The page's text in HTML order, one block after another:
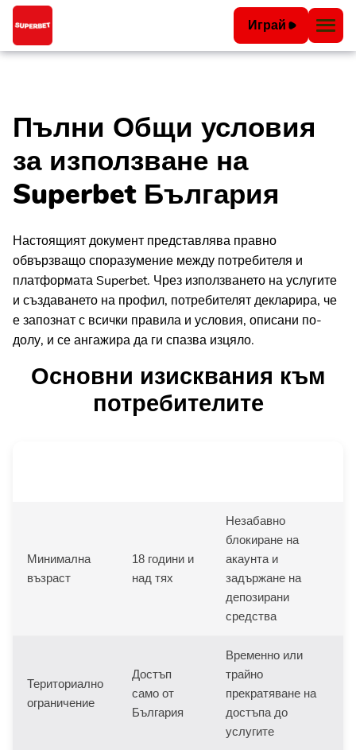
Играй
Пълни Общи условия
за използване на
Superbet България
Настоящият документ представлява правно
обвързващо споразумение между потребителя и
платформата Superbet. Чрез използването на услугите
и създаването на профил, потребителят декларира, че
е запознат с всички правила и условия, описани по-
долу, и се ангажира да ги спазва изцяло.
Основни изисквания към
потребителите
Минимална
възраст
18 години и
над тях
Незабавно
блокиране на
акаунта и
задържане на
депозирани
средства
Териториално
ограничение
Достъп
само от
България
Временно или
трайно
прекратяване на
достъпа до
услугите